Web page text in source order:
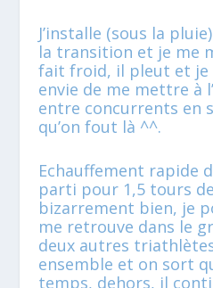
J’installe (sous la
la transition et je me
fait froid, il pleut et je
envie de me mettre à
entre concurrents en
qu’on fout là ^^.
Echauffement rapide
parti pour 1,5 tours de
bizarrement bien, je
me retrouve dans le
deux autres
ensemble et on sort
temps, dehors, il